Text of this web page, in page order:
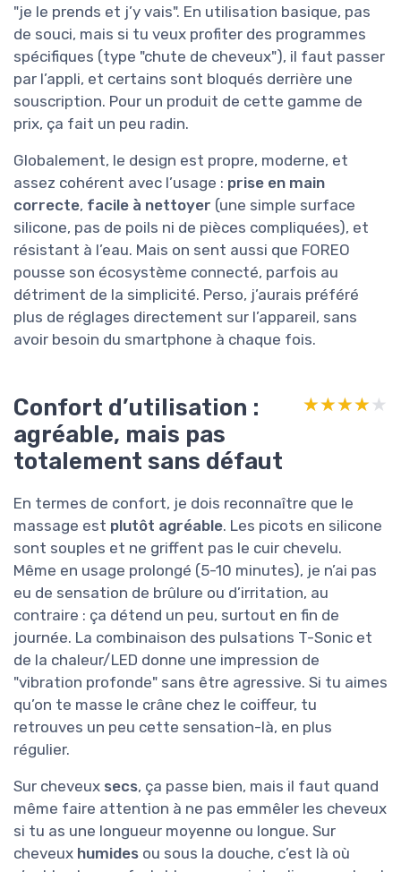
"je le prends et j’y vais". En utilisation basique, pas
de souci, mais si tu veux profiter des programmes
spécifiques (type "chute de cheveux"), il faut passer
par l’appli, et certains sont bloqués derrière une
souscription. Pour un produit de cette gamme de
prix, ça fait un peu radin.
Globalement, le design est propre, moderne, et
assez cohérent avec l’usage : prise en main
correcte, facile à nettoyer (une simple surface
silicone, pas de poils ni de pièces compliquées), et
résistant à l’eau. Mais on sent aussi que FOREO
pousse son écosystème connecté, parfois au
détriment de la simplicité. Perso, j’aurais préféré
plus de réglages directement sur l’appareil, sans
avoir besoin du smartphone à chaque fois.
Confort d’utilisation :
agréable, mais pas
totalement sans défaut
★★★★★
★★★★★
En termes de confort, je dois reconnaître que le
massage est plutôt agréable. Les picots en silicone
sont souples et ne griffent pas le cuir chevelu.
Même en usage prolongé (5-10 minutes), je n’ai pas
eu de sensation de brûlure ou d’irritation, au
contraire : ça détend un peu, surtout en fin de
journée. La combinaison des pulsations T-Sonic et
de la chaleur/LED donne une impression de
"vibration profonde" sans être agressive. Si tu aimes
qu’on te masse le crâne chez le coiffeur, tu
retrouves un peu cette sensation-là, en plus
régulier.
Sur cheveux secs, ça passe bien, mais il faut quand
même faire attention à ne pas emmêler les cheveux
si tu as une longueur moyenne ou longue. Sur
cheveux humides ou sous la douche, c’est là où